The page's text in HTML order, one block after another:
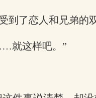
了恋人和兄弟的
就这样吧。”